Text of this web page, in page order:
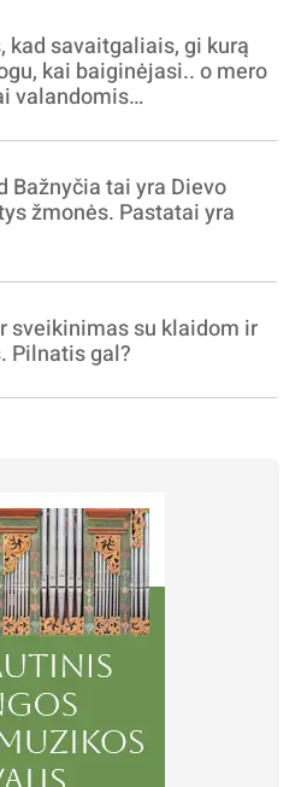
kad savaitgaliais, gi kurą
kai baiginėjasi.. o mero
valandomis
kur milijonus vagia
aferistai, stadionų
Bažnyčia tai yra Dievo
žmonės. Pastatai yra
sveikinimas su klaidom ir
Pilnatis gal?